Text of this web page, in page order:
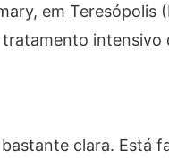
em
bastante clara.